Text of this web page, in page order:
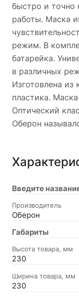
быстро и точно
работы. Маска
режим. В
батарейка.
в различных
Изготовлена из
пластика.
Оптический
Оберон
Введите
Производитель
Оберон
Габариты
Высота товара, мм
230
Ширина товара, мм
230